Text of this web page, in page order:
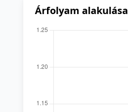
Árfolyam alakulása